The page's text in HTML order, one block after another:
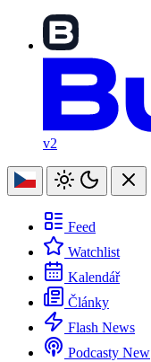
v2
Feed
Watchlist
Kalendář
Články
Flash News
Podcasty New